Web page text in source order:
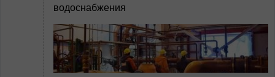
водоснабжения